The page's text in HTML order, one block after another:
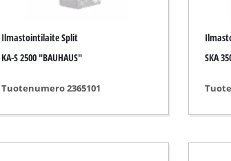
Ilmastointilaite Split
KA-S 2500 "BAUHAUS"
Tuotenumero 2365101
SKA